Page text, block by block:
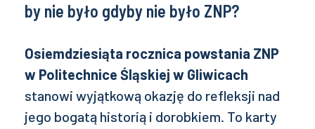
by nie było gdyby nie było ZNP?
Osiemdziesiąta rocznica powstania ZNP
w Politechnice Śląskiej w Gliwicach
stanowi wyjątkową okazję do refleksji nad
jego bogatą historią i dorobkiem. To karty